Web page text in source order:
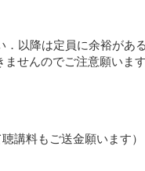
．以降は定員に余裕があ
せんのでご注意願います
講料もご送金願います）